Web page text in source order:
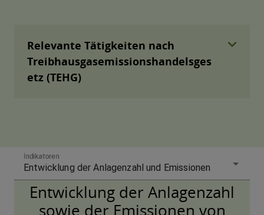
Relevante Tätigkeiten nach
Treibhausgasemissionshandelsges
etz (TEHG)
expand_more